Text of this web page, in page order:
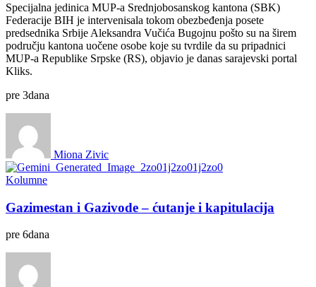
Specijalna jedinica MUP-a Srednjobosanskog kantona (SBK)
Federacije BIH je intervenisala tokom obezbeđenja posete
predsednika Srbije Aleksandra Vučića Bugojnu pošto su na širem
području kantona uočene osobe koje su tvrdile da su pripadnici
MUP-a Republike Srpske (RS), objavio je danas sarajevski portal
Kliks.
pre 3dana
Miona Zivic
Kolumne
Gazimestan i Gazivode – ćutanje i kapitulacija
pre 6dana